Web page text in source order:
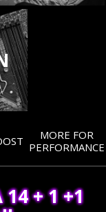
MORE FOR
PERFORMANCE
14 + 1 +1